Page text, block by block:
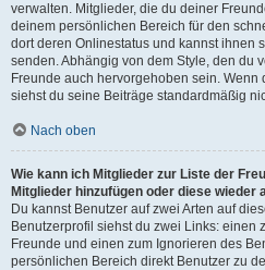
verwalten. Mitglieder, die du deiner
deinem persönlichen Bereich für den
dort deren Onlinestatus und kannst ihnen
senden. Abhängig von dem Style, den du
Freunde auch hervorgehoben sein.
siehst du seine Beiträge standardmäßig
Nach oben
Wie kann ich Mitglieder zur Liste der
Mitglieder hinzufügen oder diese wieder
Du kannst Benutzer auf zwei Arten auf
Benutzerprofil siehst du zwei Links: einen
Freunde und einen zum Ignorieren des
persönlichen Bereich direkt Benutzer zu